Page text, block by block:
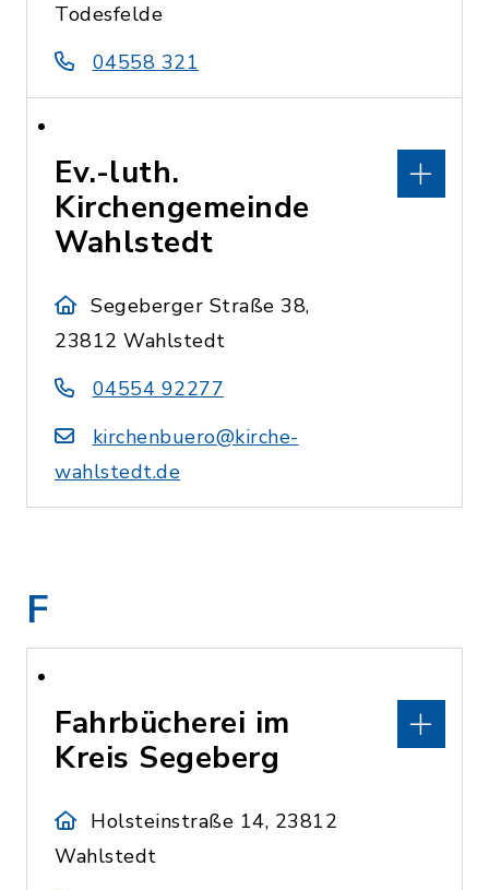
Todesfelde
04558 321
Ev.-luth.
Kirchengemeinde
Wahlstedt
Segeberger Straße 38,
23812 Wahlstedt
04554 92277
kirchenbuero@kirche-
wahlstedt.de
F
Fahrbücherei im
Kreis Segeberg
Holsteinstraße 14, 23812
Wahlstedt